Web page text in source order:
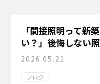
「間接照明って新
い？」後悔しない
2026.05.21
ブログ